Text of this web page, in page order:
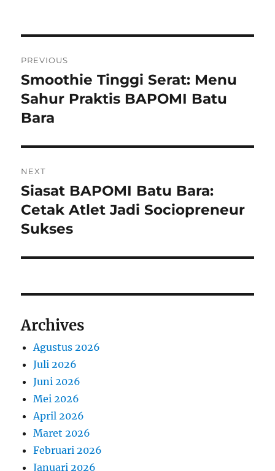
pos
PREVIOUS
Previous
post:
Smoothie Tinggi Serat: Menu
Sahur Praktis BAPOMI Batu
Bara
NEXT
Next
post:
Siasat BAPOMI Batu Bara:
Cetak Atlet Jadi Sociopreneur
Sukses
Archives
Agustus 2026
Juli 2026
Juni 2026
Mei 2026
April 2026
Maret 2026
Februari 2026
Januari 2026